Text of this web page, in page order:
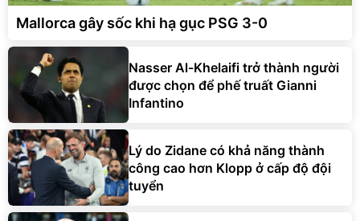
Mallorca gây sốc khi hạ gục PSG 3-0
Nasser Al-Khelaifi trở thành người
được chọn để phế truất Gianni
Infantino
Lý do Zidane có khả năng thành
công cao hơn Klopp ở cấp độ đội
tuyển